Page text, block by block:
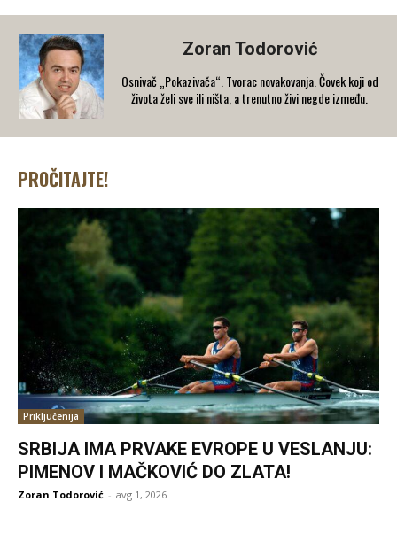
Zoran Todorović
Osnivač „Pokazivača“. Tvorac novakovanja. Čovek koji od
života želi sve ili ništa, a trenutno živi negde između.
PROČITAJTE!
Priključenija
SRBIJA IMA PRVAKE EVROPE U VESLANJU:
PIMENOV I MAČKOVIĆ DO ZLATA!
Zoran Todorović - avg 1, 2026